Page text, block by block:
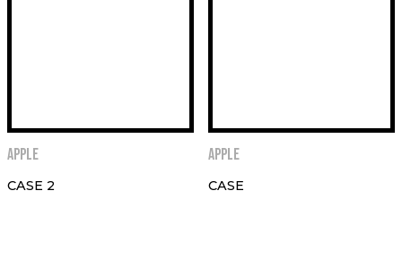
Apple
CASE 2
Apple
CASE